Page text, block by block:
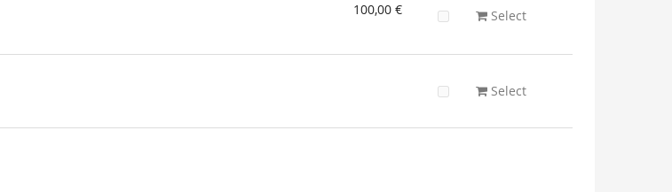
100,00 € Select
Select